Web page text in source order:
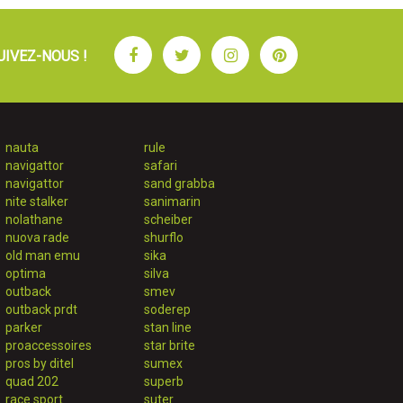
NOUS ! FacebookTwitterInstagramPinterest
nauta
navigattor
navigattor
nite stalker
nolathane
nuova rade
old man emu
optima
outback
outback prdt
parker
proaccessoires
pros by ditel
quad 202
race sport
rule
safari
sand grabba
sanimarin
scheiber
shurflo
sika
silva
smev
soderep
stan line
star brite
sumex
superb
suter